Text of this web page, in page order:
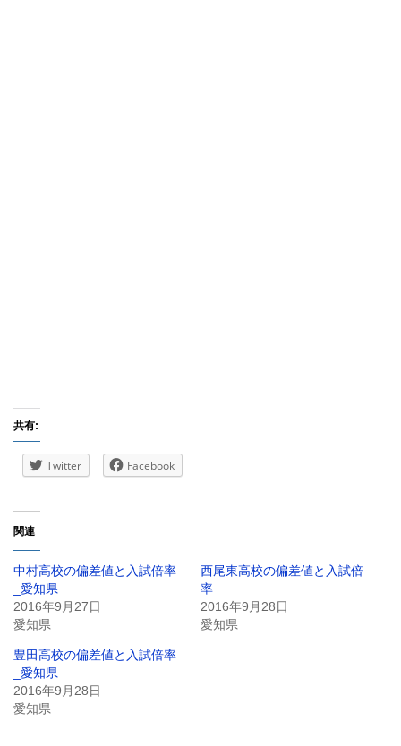
共有:
Twitter Facebook
関連
中村高校の偏差値と入試倍率
_愛知県
2016年9月27日
愛知県
西尾東高校の偏差値と入試倍
率
2016年9月28日
愛知県
豊田高校の偏差値と入試倍率
_愛知県
2016年9月28日
愛知県